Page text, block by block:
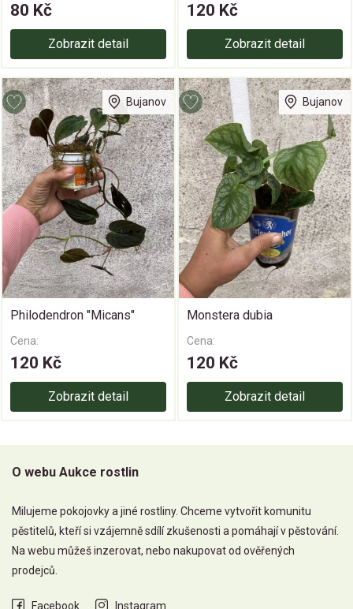
80 Kč
Zobrazit detail
120 Kč
Zobrazit detail
Bujanov
Philodendron "Micans"
Cena:
120 Kč
Zobrazit detail
Bujanov
Monstera dubia
Cena:
120 Kč
Zobrazit detail
O webu Aukce rostlin
Milujeme pokojovky a jiné rostliny. Chceme vytvořit komunitu
pěstitelů, kteří si vzájemně sdílí zkušenosti a pomáhají v pěstování.
Na webu můžeš inzerovat, nebo nakupovat od ověřených
prodejců.
Facebook Instagram